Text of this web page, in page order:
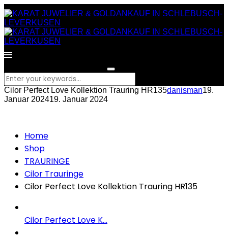
Cilor Perfect Love Kollektion Trauring HR135danisman19.
Januar 202419. Januar 2024
Home
Shop
TRAURINGE
Cilor Trauringe
Cilor Perfect Love Kollektion Trauring HR135
Cilor Perfect Love K...